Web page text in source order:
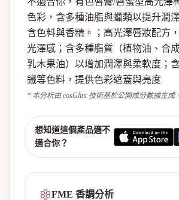
色彩，含多種油脂與蠟類以提升潤
含色料與香精。；高光澤唇妝配方
光澤感；含多種脂質（植物油、合
乳木果油）以增加潤澤與柔軟度；
鐵等色料，提供色彩遮蓋與亮度
* 本分析由 cosGlint 技術基於公開成分數據生成
想知道這個產品適不
適合你？
FME 香調分析